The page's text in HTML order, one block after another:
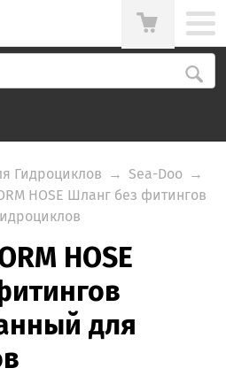
Гидроциклов → Sea-Doo →
HOSE Шланг без фитингов
HOSE
для